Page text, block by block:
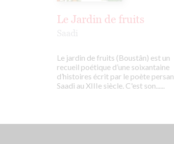
Le Jardin de fruits
Le jardin de fruits (Boustân) est un
recueil poétique d’une soixantaine
d’histoires écrit par le poète persan
Saadi au XIIIe siècle. C'est son......